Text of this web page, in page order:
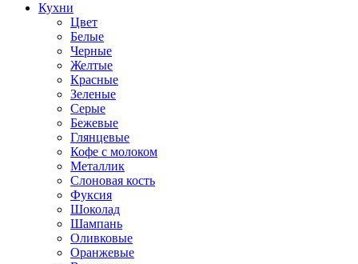
Кухни
Цвет
Белые
Черные
Желтые
Красные
Зеленые
Серые
Бежевые
Глянцевые
Кофе с молоком
Металлик
Слоновая кость
Фуксия
Шоколад
Шампань
Оливковые
Оранжевые